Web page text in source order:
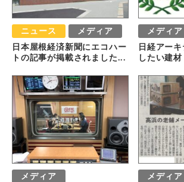
ニュース メディア
日本屋根経済新聞にエコハー
トの記事が掲載されました...
メディア
日経アー
したい建
メディア メディア